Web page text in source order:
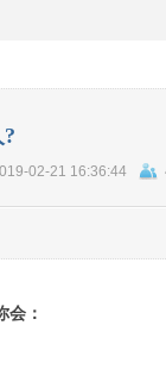
02-21 16:36:44
会：